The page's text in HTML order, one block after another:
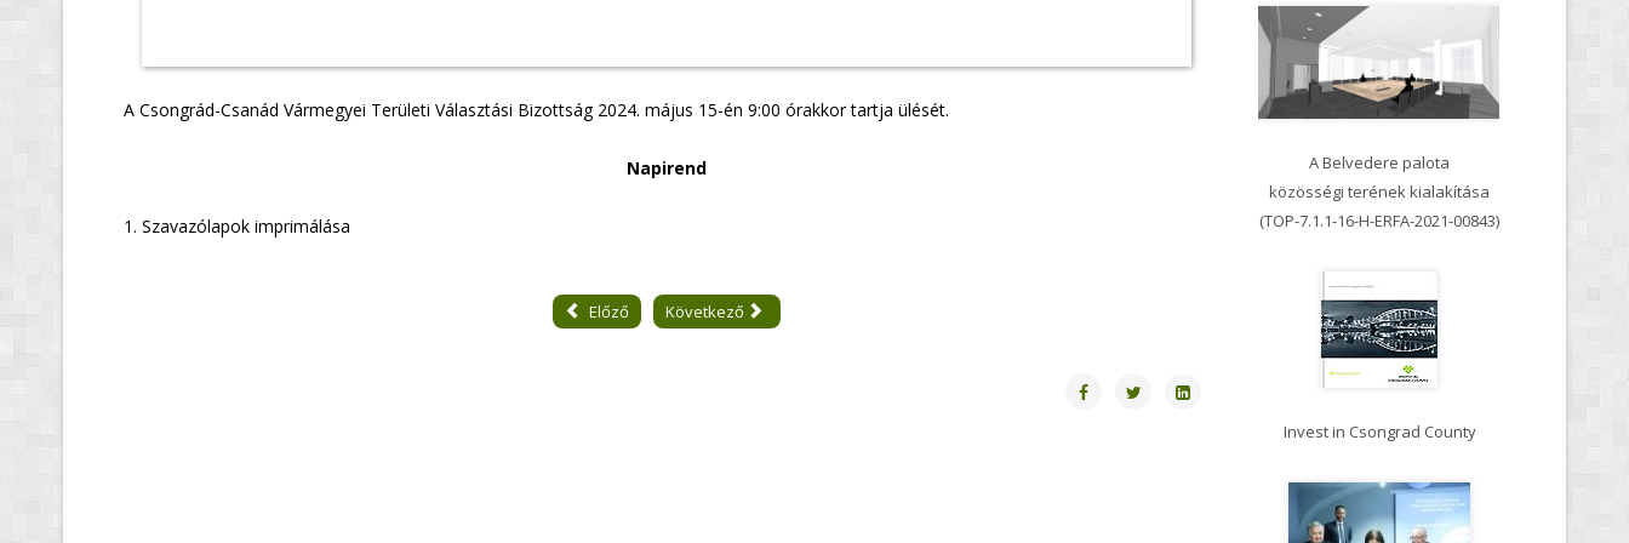
A Csongrád-Csanád Vármegyei Területi Választási Bizottság 2024. május 15-én 9:00 órakkor tartja ülését.
Napirend
1. Szavazólapok imprimálása
Előző Következő
Nyerőmagyarok.eu
Csongrád-Csanád Vármegyéért
Nyerőmagyarok.eu
Csongrád-Csanád Vármegyéért
Nonprofit Kft.
D-STIR